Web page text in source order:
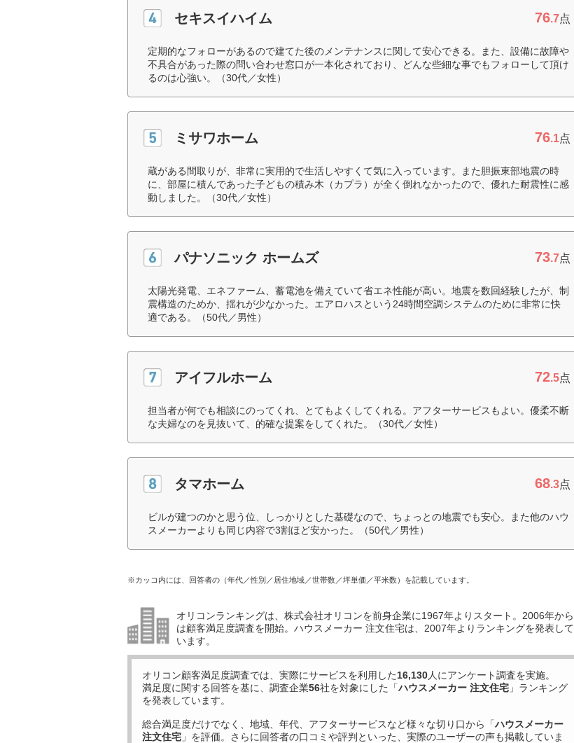
セキスイハイム 76.7点
定期的なフォローがあるので建てた後のメンテナンスに関して安心できる。また、設備に故障や
不具合があった際の問い合わせ窓口が一本化されており、どんな些細な事でもフォローして頂け
るのは心強い。（30代／女性）
ミサワホーム 76.1点
蔵がある間取りが、非常に実用的で生活しやすくて気に入っています。また胆振東部地震の時
に、部屋に積んであった子どもの積み木（カプラ）が全く倒れなかったので、優れた耐震性に感
動しました。（30代／女性）
パナソニック ホームズ 73.7点
太陽光発電、エネファーム、蓄電池を備えていて省エネ性能が高い。地震を数回経験したが、制
震構造のためか、揺れが少なかった。エアロハスという24時間空調システムのために非常に快
適である。（50代／男性）
アイフルホーム 72.5点
担当者が何でも相談にのってくれ、とてもよくしてくれる。アフターサービスもよい。優柔不断
な夫婦なのを見抜いて、的確な提案をしてくれた。（30代／女性）
タマホーム 68.3点
ビルが建つのかと思う位、しっかりとした基礎なので、ちょっとの地震でも安心。また他のハウ
スメーカーよりも同じ内容で3割ほど安かった。（50代／男性）
※カッコ内には、回答者の（年代／性別／居住地域／世帯数／坪単価／平米数）を記載しています。
オリコンランキングは、株式会社オリコンを前身企業に1967年よりスタート。2006年から
は顧客満足度調査を開始。ハウスメーカー 注文住宅は、2007年よりランキングを発表して
います。
オリコン顧客満足度調査では、実際にサービスを利用した16,130人にアンケート調査を実施。
満足度に関する回答を基に、調査企業56社を対象にした「ハウスメーカー 注文住宅 」ランキング
を発表しています。
総合満足度だけでなく、地域、年代、アフターサービスなど様々な切り口から「ハウスメーカー
注文住宅 」を評価。さらに回答者の口コミや評判といった、実際のユーザーの声も掲載していま